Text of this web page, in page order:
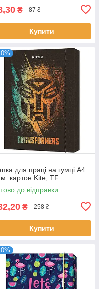
₴ 87 ₴
Купити
для праці на гумці А4
картон Kite, TF
до відправки
₴ 258 ₴
Купити